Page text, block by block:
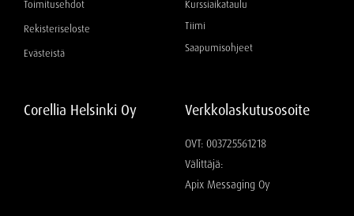
Toimitusehdot
Rekisteriseloste
Evästeistä
Kurssiaikataulu
Tiimi
Saapumisohjeet
Corellia Helsinki Oy Verkkolaskutusosoite
OVT: 003725561218
Välittäjä:
Apix Messaging Oy